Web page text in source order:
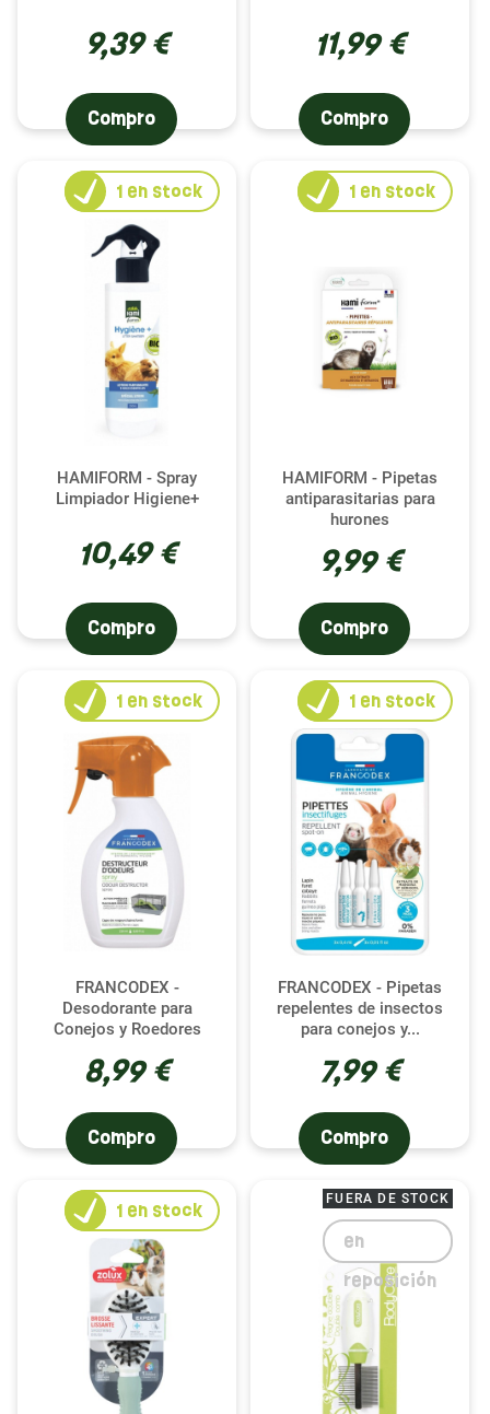
9,39 €
Compro
11,99 €
Compro
HAMIFORM - Spray
Limpiador Higiene+
10,49 €
1en stock
Compro
HAMIFORM - Pipetas
antiparasitarias para
hurones
9,99 €
1en stock
Compro
FRANCODEX -
Desodorante para
Conejos y Roedores
8,99 €
1en stock
Compro
FRANCODEX - Pipetas
repelentes de insectos
para conejos y...
7,99 €
1en stock
Compro
1en stock FUERA DE STOCK
en
reposición